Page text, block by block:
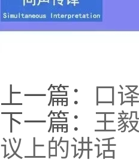
上一篇：
口
下一篇： 王
议上的讲话